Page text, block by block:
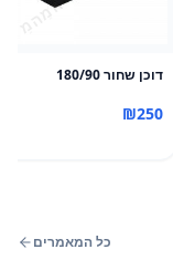
דוכן שחור 180/90
₪250
כל המאמרים